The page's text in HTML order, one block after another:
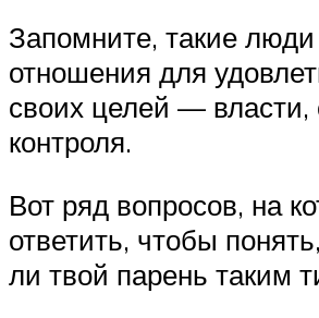
Запомните, такие люди
отношения для
своих целей — власти,
контроля.
Вот ряд вопросов, на
ответить, чтобы
ли твой парень таким